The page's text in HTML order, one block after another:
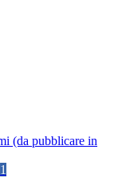
(da pubblicare in
1